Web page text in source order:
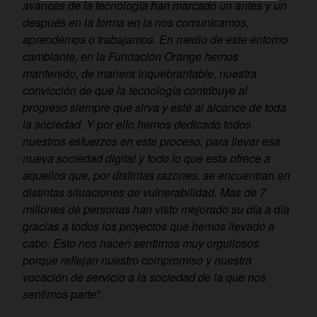
avances de la tecnología han marcado un antes y un
después en la forma en la nos comunicamos,
aprendemos o trabajamos. En medio de este entorno
cambiante, en la Fundación Orange hemos
mantenido, de manera inquebrantable, nuestra
convicción de que la tecnología contribuye al
progreso siempre que sirva y esté al alcance de toda
la sociedad. Y por ello hemos dedicado todos
nuestros esfuerzos en este proceso, para llevar esa
nueva sociedad digital y todo lo que esta ofrece a
aquellos que, por distintas razones, se encuentran en
distintas situaciones de vulnerabilidad. Más de 7
millones de personas han visto mejorado su día a día
gracias a todos los proyectos que hemos llevado a
cabo. Esto nos hacen sentirnos muy orgullosos
porque reflejan nuestro compromiso y nuestra
vocación de servicio a la sociedad de la que nos
sentimos parte”.